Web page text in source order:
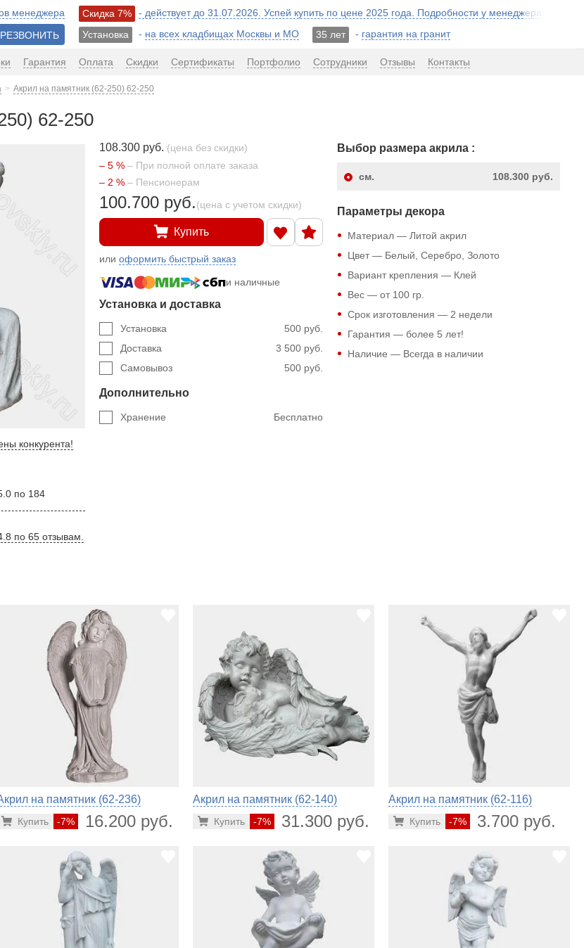
менеджера
Скидка 7%
- действует до 31.07.2026. Успей купить по цене 2025 года. Подробности у менеджера!
Установка
- на всех кладбищах Москвы и МО 35 лет - гарантия на гранит
Гарантия Оплата Скидки Сертификаты Портфолио Сотрудники Отзывы Контакты
Акрил на памятник (62-250) 62-250
62-250
конкурента!
по 184
по 65 отзывам.
108.300 руб. (цена без скидки)
– 5 % – При полной оплате заказа
– 2 % – Пенсионерам
100.700 руб.(цена с учетом скидки)
Купить
илиоформить быстрый заказ
и наличные
Установка и доставка
500 руб.
Установка
3 500 руб.
Доставка
500 руб.
Самовывоз
Дополнительно
Бесплатно
Хранение
Выбор размера акрила :
108.300 руб.
см.
Параметры декора
Материал — Литой акрил
Цвет — Белый, Серебро, Золото
Вариант крепления — Клей
Вес — от 100 гр.
Срок изготовления — 2 недели
Гарантия — более 5 лет!
Наличие — Всегда в наличии
на памятник (62-236)
-7% 16.200 руб.
Купить
Акрил на памятник (62-140)
-7% 31.300 руб.
Купить
Акрил на памятник (62-116)
-7% 3.700 руб.
Купить